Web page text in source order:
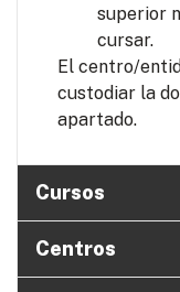
superior
cursar.
El centro/
custodiar la
apartado.
Cursos
Centros